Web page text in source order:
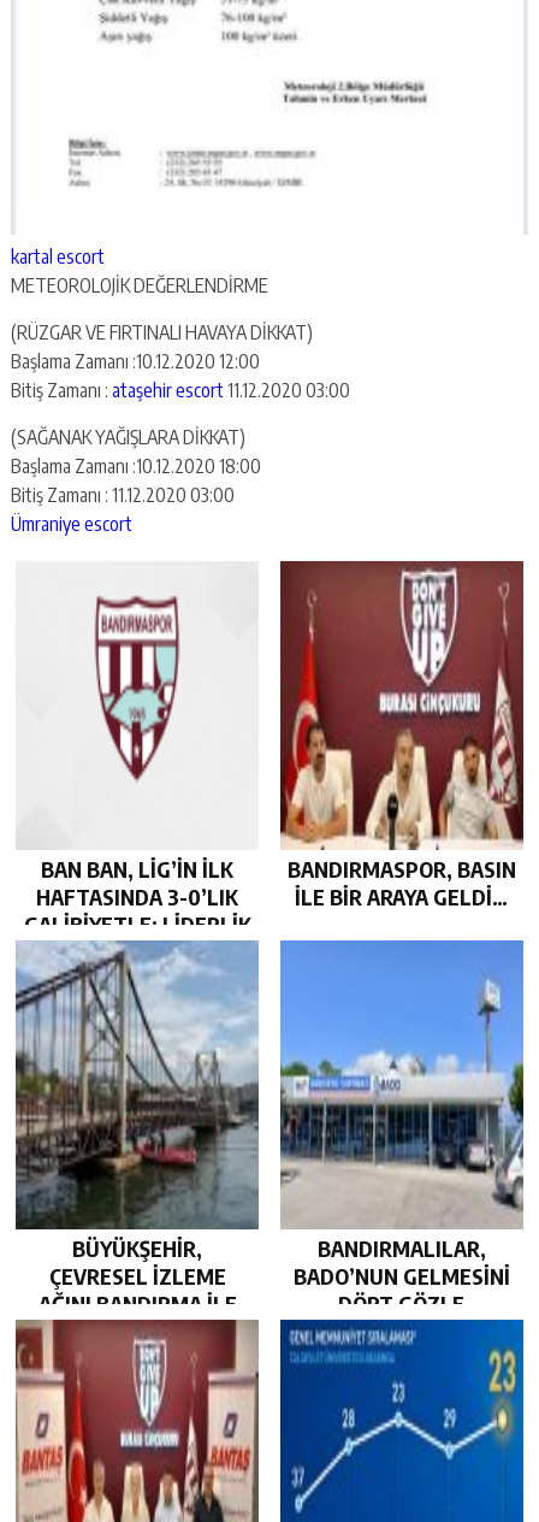
kartal escort
‪METEOROLOJİK DEĞERLENDİRME
(RÜZGAR VE FIRTINALI HAVAYA DİKKAT)‬
Başlama Zamanı :10.12.2020 12:00
Bitiş Zamanı : ataşehir escort 11.12.2020 03:00
‪(SAĞANAK YAĞIŞLARA DİKKAT)‬
Başlama Zamanı :10.12.2020 18:00
Bitiş Zamanı : 11.12.2020 03:00
Ümraniye escort
BAN BAN, LİG’İN İLK
HAFTASINDA 3-0’LIK
GALİBİYETLE; LİDERLİK
KOLTUĞUNDA…
BANDIRMASPOR, BASIN
İLE BİR ARAYA GELDİ…
BÜYÜKŞEHİR,
ÇEVRESEL İZLEME
AĞINI BANDIRMA İLE
GÜÇLENDİRDİ…
BANDIRMALILAR,
BADO’NUN GELMESİNİ
DÖRT GÖZLE
BEKLİYOR…